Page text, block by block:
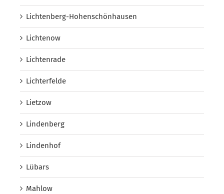
Lichtenberg-Hohenschönhausen
Lichtenow
Lichtenrade
Lichterfelde
Lietzow
Lindenberg
Lindenhof
Lübars
Mahlow